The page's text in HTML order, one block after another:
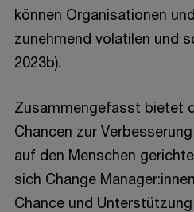
können Organisationen
zunehmend volatilen und
2023b).
Zusammengefasst bietet
Chancen zur
auf den Menschen
sich Change
Chance und